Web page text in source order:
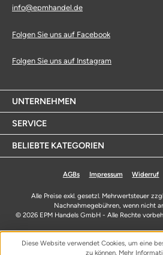
info@epmhandel.de
Folgen Sie uns auf Facebook
Folgen Sie uns auf Instagram
UNTERNEHMEN
SERVICE
BELIEBTE KATEGORIEN
AGBs Impressum Widerruf
Alle Preise exkl. gesetzl. Mehrwertsteuer
Nachnahmegebühren, wenn nicht
© 2026 EPM Handels GmbH - Alle Rechte
Diese Website verwendet Cookies, um eine
zu können. Mehr